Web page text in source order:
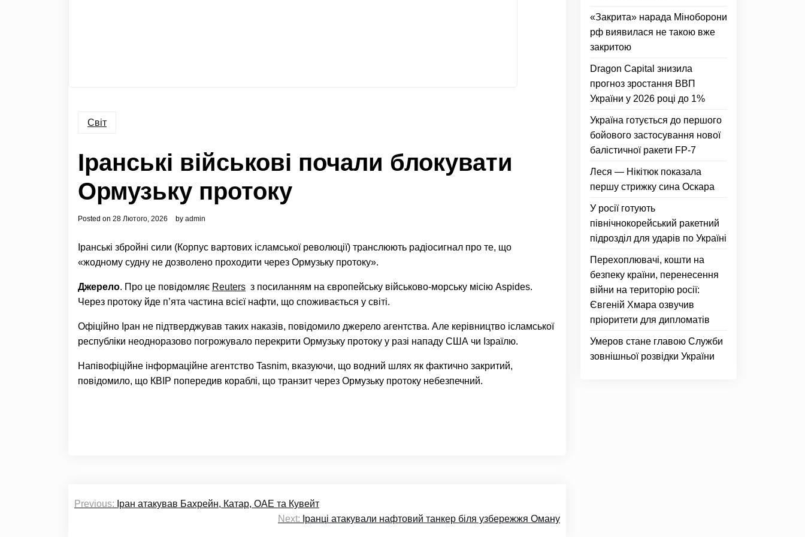
Світ
Іранські військові почали блокувати
Ормузьку протоку
Posted on 28 Лютого, 2026 by admin
Іранські збройні сили (Корпус вартових ісламської революції) транслюють радіосигнал про те, що
«жодному судну не дозволено проходити через Ормузьку протоку».
Джерело. Про це повідомляє Reuters з посиланням на європейську військово-морську місію Aspides.
Через протоку йде п’ята частина всієї нафти, що споживається у світі.
Офіційно Іран не підтверджував таких наказів, повідомило джерело агентства. Але керівництво ісламської
республіки неодноразово погрожувало перекрити Ормузьку протоку у разі нападу США чи Ізраїлю.
Напівофіційне інформаційне агентство Tasnim, вказуючи, що водний шлях як фактично закритий,
повідомило, що КВІР попередив кораблі, що транзит через Ормузьку протоку небезпечний.
Навігація
Previous: Іран атакував Бахрейн, Катар, ОАЕ та Кувейт
Next: Іранці атакували нафтовий танкер біля узбережжя Оману
«Закрита» нарада Міноборони
рф виявилася не такою вже
закритою
Dragon Capital знизила
прогноз зростання ВВП
України у 2026 році до 1%
Україна готується до першого
бойового застосування нової
балістичної ракети FP-7
Леся — Нікітюк показала
першу стрижку сина Оскара
У росії готують
північнокорейський ракетний
підрозділ для ударів по Україні
Перехоплювачі, кошти на
безпеку країни, перенесення
війни на територію росії:
Євгеній Хмара озвучив
пріоритети для дипломатів
Умеров стане главою Служби
зовнішньої розвідки України